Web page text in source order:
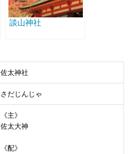
談山神社
佐太神社
さだじんじゃ
《主》
佐太大神
《配》